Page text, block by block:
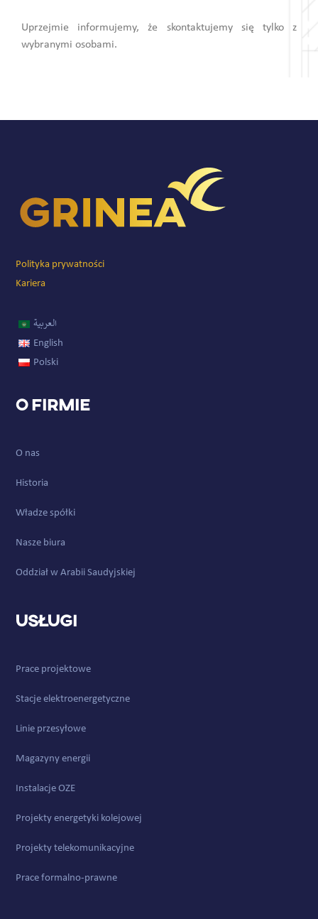
Uprzejmie informujemy, że skontaktujemy się tylko z
wybranymi osobami.
Polityka prywatności
Kariera
العربية
English
Polski
O firmie
O nas
Historia
Władze spółki
Nasze biura
Oddział w Arabii Saudyjskiej
Usługi
Prace projektowe
Stacje elektroenergetyczne
Linie przesyłowe
Magazyny energii
Instalacje OZE
Projekty energetyki kolejowej
Projekty telekomunikacyjne
Prace formalno-prawne